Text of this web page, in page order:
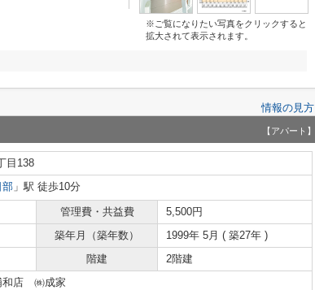
※ご覧になりたい写真をクリックすると
拡大されて表示されます。
情報の見方
【アパート】
目138
部 」駅 徒歩10分
管理費・共益費
5,500円
築年月（築年数）
1999年 5月 ( 築27年 )
階建 2階建
和店 ㈱成家